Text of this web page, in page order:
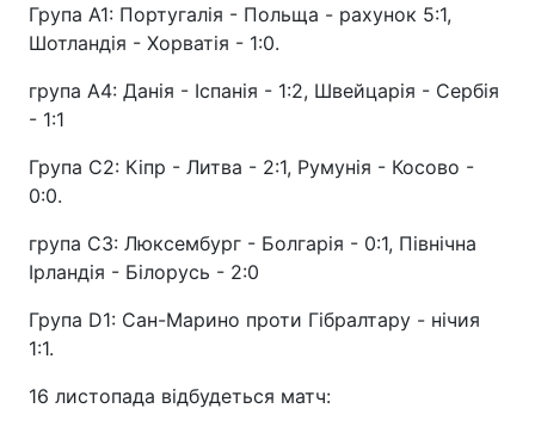
Група А1: Португалія - Польща - рахунок 5:1,
Шотландія - Хорватія - 1:0.
група А4: Данія - Іспанія - 1:2, Швейцарія - Сербія
- 1:1
Група C2: Кіпр - Литва - 2:1, Румунія - Косово -
0:0.
група С3: Люксембург - Болгарія - 0:1, Північна
Ірландія - Білорусь - 2:0
Група D1: Сан-Марино проти Гібралтару - нічия
1:1.
16 листопада відбудеться матч: